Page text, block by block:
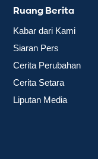
Ruang Berita
Kabar dari Kami
Siaran Pers
Cerita Perubahan
Cerita Setara
Liputan Media